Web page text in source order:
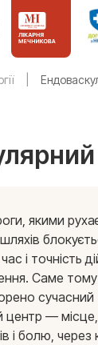
якими
і точність
Саме тому у
сучасний
центр —
і болю, через